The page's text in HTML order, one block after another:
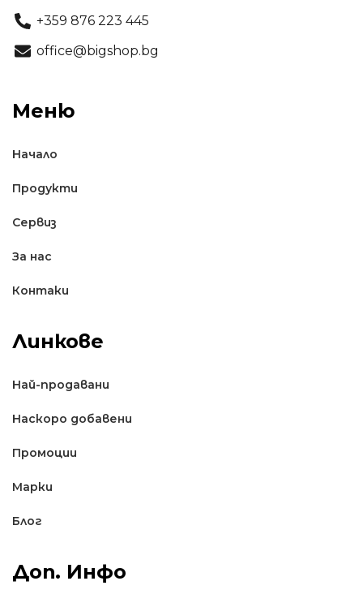
+359 876 223 445
office@bigshop.bg
Меню
Начало
Продукти
Сервиз
За нас
Контаки
Линкове
Най-продавани
Наскоро добавени
Промоции
Марки
Блог
Доп. Инфо